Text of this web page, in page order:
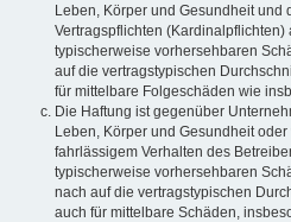
Leben, Körper und Gesundheit und
Vertragspflichten (Kardinalpflichten)
typischerweise vorhersehbaren
auf die vertragstypischen
für mittelbare Folgeschäden wie
Die Haftung ist gegenüber
Leben, Körper und Gesundheit
fahrlässigem Verhalten des
typischerweise vorhersehbaren
nach auf die vertragstypischen
auch für mittelbare Schäden,